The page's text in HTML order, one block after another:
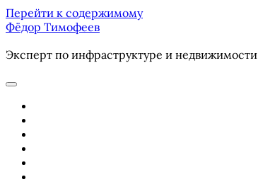
Перейти к содержимому
Фёдор Тимофеев
Эксперт по инфраструктуре и недвижимости
отрыть